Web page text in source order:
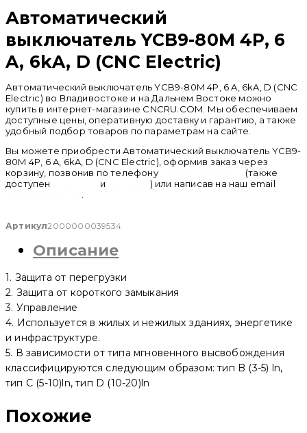
Автоматический
выключатель YCB9-80M 4P, 6
A, 6kA, D (CNC Electric)
Автоматический выключатель YCB9-80M 4P, 6 A, 6kA, D (CNC
Electric) во Владивостоке и на Дальнем Востоке можно
купить в интернет-магазине CNCRU.COM. Мы обеспечиваем
доступные цены, оперативную доставку и гарантию, а также
удобный подбор товаров по параметрам на сайте.
Вы можете приобрести Автоматический выключатель YCB9-
80M 4P, 6 A, 6kA, D (CNC Electric), оформив заказ через
корзину, позвонив по телефону
(также
доступен
и
) или написав на наш email
Артикул2000000039534
Описание
1. Защита от перегрузки
2. Защита от короткого замыкания
3. Управление
4. Используется в жилых и нежилых зданиях, энергетике
и инфраструктуре.
5. В зависимости от типа мгновенного высвобождения
классифицируются следующим образом: тип B (3-5) ln,
тип C (5-10)ln, тип D (10-20)ln
Похожие